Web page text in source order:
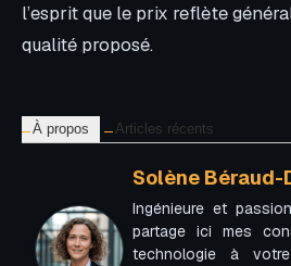
l’esprit que le prix reflète
qualité proposé.
À propos Articles récents
Solène Béraud-
Ingénieure et
partage ici mes
technologie à